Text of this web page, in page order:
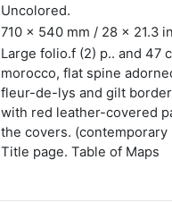
Uncolored.
710 x 540 mm / 28 x 21.3
Large folio.f (2) p.. and 47
morocco, flat spine
fleur-de-lys and gilt
with red leather-covered
the covers. (contemporary
Title page. Table of Maps